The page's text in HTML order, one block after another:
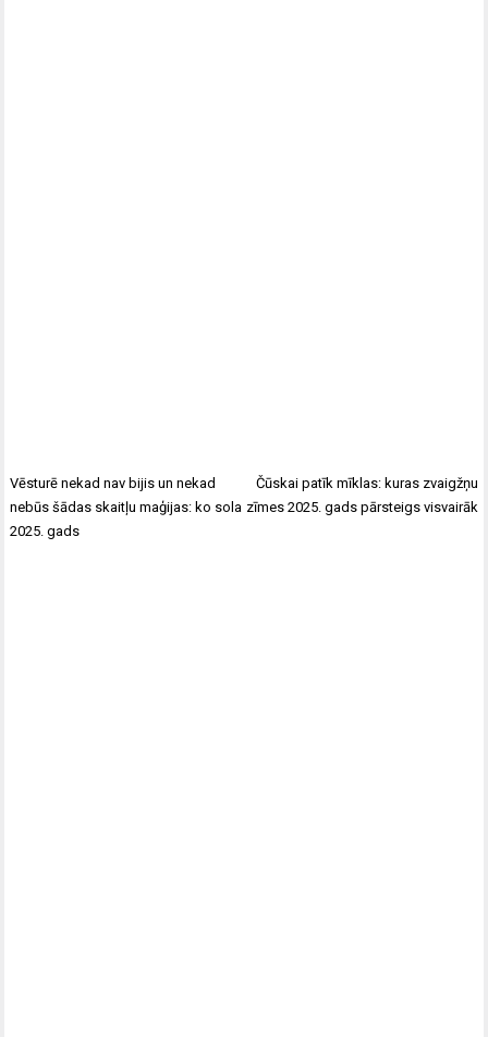
Vēsturē nekad nav bijis un nekad
nebūs šādas skaitļu maģijas: ko sola
2025. gads
Čūskai patīk mīklas: kuras zvaigžņu
zīmes 2025. gads pārsteigs visvairāk